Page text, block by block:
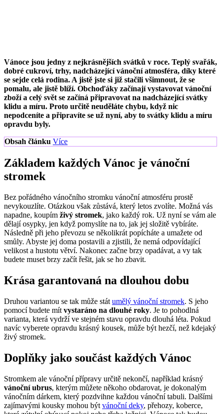
Vánoce jsou jedny z nejkrásnějších svátků v roce. Teplý svařák,
dobré cukroví, trhy, nadcházející vánoční atmosféra, díky které
se sejde celá rodina. A jistě jste si již stačili všimnout, že se
pomalu, ale jistě blíží. Obchoďáky začínají vystavovat vánoční
zboží a celý svět se začíná připravovat na nadcházející svátky
klidu a míru. Proto určitě neuděláte chybu, když nic
nepodceníte a připravíte se už nyní, aby to svátky klidu a míru
opravdu byly.
Obsah článku Více
Základem každých Vánoc je vánoční
stromek
Bez pořádného vánočního stromku vánoční atmosféru prostě
nevykouzlíte. Otázkou však zůstává, který letos zvolíte. Možná vás
napadne, koupím živý stromek, jako každý rok. Už nyní se vám ale
dělají osypky, jen když pomyslíte na to, jak jej složitě vybíráte.
Následně při jeho převozu se několikrát popícháte a umažete od
smůly. Abyste jej doma postavili a zjistili, že nemá odpovídající
velikost a hustotu větví. Nakonec začne brzy opadávat, a vy tak
budete muset brzy začít řešit, jak se ho zbavit.
Krása garantovaná na dlouhou dobu
Druhou variantou se tak může stát umělý vánoční stromek. S jeho
pomocí budete mít vystaráno na dlouhé roky. Je to pohodlná
varianta, která vydrží ve stejném stavu opravdu dlouhá léta. Pokud
navíc vyberete opravdu krásný kousek, může být hezčí, než kdejaký
živý stromek.
Doplňky jako součást každých Vánoc
Stromkem ale vánoční přípravy určitě nekončí, například krásný
vánoční ubrus, kterým můžete někoho obdarovat, je dokonalým
vánočním dárkem, který pozdvihne každou vánoční tabuli. Dalšími
zajímavými kousky mohou být vánoční deky, přehozy, koberce,